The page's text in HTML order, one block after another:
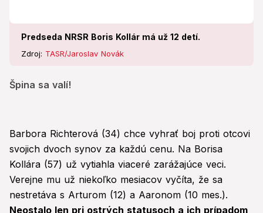
Predseda NRSR Boris Kollár má už 12 detí.
Zdroj: TASR/Jaroslav Novák
Špina sa valí!
Barbora Richterová (34) chce vyhrať boj proti otcovi
svojich dvoch synov za každú cenu. Na Borisa
Kollára (57) už vytiahla viaceré zarážajúce veci.
Verejne mu už niekoľko mesiacov vyčíta, že sa
nestretáva s Arturom (12) a Aaronom (10 mes.).
Neostalo len pri ostrých statusoch a ich prípadom